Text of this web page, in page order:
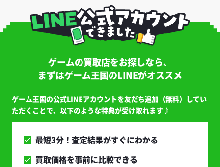
ゲームの買取店をお探しなら、
まずはゲーム王国のLINEがオススメ
ゲーム王国の公式LINEアカウントを友だち追加（無料）してい
ただくことで、以下のような特典が受け取れます♪
最短3分！査定結果がすぐにわかる
買取価格を事前に比較できる